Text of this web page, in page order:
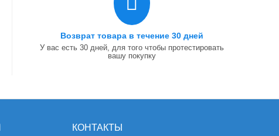
Возврат товара в течение 30 дней
У вас есть 30 дней, для того чтобы протестировать
вашу покупку
КОНТАКТЫ